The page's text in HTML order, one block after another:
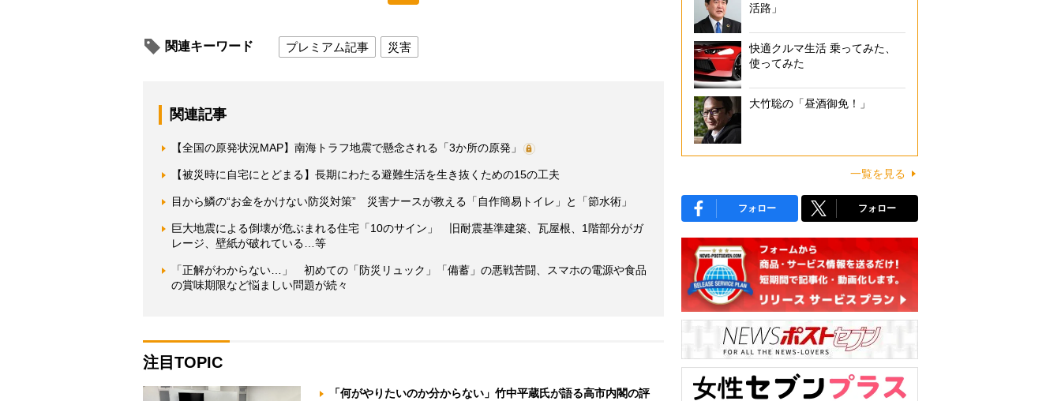
関連キーワード プレミアム記事 災害
関連記事
【全国の原発状況MAP】南海トラフ地震で懸念される「3か所の原発」
【被災時に自宅にとどまる】長期にわたる避難生活を生き抜くための15の工夫
目から鱗の“お金をかけない防災対策” 災害ナースが教える「自作簡易トイレ」と「節水術」
巨大地震による倒壊が危ぶまれる住宅「10のサイン」 旧耐震基準建築、瓦屋根、1階部分がガ
レージ、壁紙が破れている…等
「正解がわからない…」 初めての「防災リュック」「備蓄」の悪戦苦闘、スマホの電源や食品
の賞味期限など悩ましい問題が続々
注目TOPIC
「何がやりたいのか分からない」竹中平蔵氏が語る高市内閣の評
活路」
快適クルマ生活 乗ってみた、
使ってみた
大竹聡の「昼酒御免！」
一覧を見る
フォロー フォロー